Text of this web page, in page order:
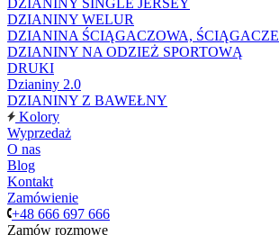
DZIANINY SINGLE JERSEY
DZIANINY WELUR
DZIANINA ŚCIĄGACZOWA, ŚCIĄGACZE
DZIANINY NA ODZIEŻ SPORTOWĄ
DRUKI
Dzianiny 2.0
DZIANINY Z BAWEŁNY
Kolory
Wyprzedaż
O nas
Blog
Kontakt
Zamówienie
+48 666 697 666
Zamów rozmowę